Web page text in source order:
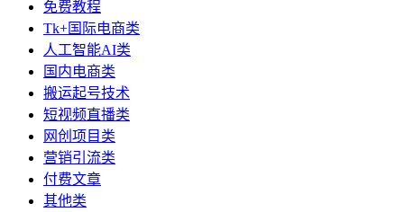
免费教程
Tk+国际电商类
人工智能AI类
国内电商类
搬运起号技术
短视频直播类
网创项目类
营销引流类
付费文章
其他类